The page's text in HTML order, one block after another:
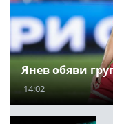
Янев обяви
14:02